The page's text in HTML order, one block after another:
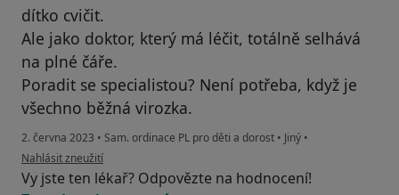
dítko cvičit.
Ale jako doktor, který má léčit, totálně selhává
na plné čáře.
Poradit se specialistou? Není potřeba, když je
všechno běžná virozka.
2. června 2023 • Sam. ordinace PL pro děti a dorost • Jiný •
podle názoru uživatele VIROZKA
Nahlásit zneužití
Vy jste ten lékař? Odpovězte na hodnocení!